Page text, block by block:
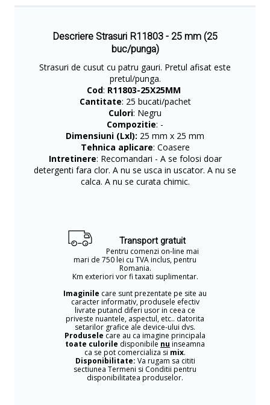
Descriere Strasuri R11803 - 25 mm (25
buc/punga)
Strasuri de cusut cu patru gauri. Pretul afisat este
pretul/punga.
Cod: R11803-25X25MM
Cantitate: 25 bucati/pachet
Culori: Negru
Compozitie: -
Dimensiuni (Lxl): 25 mm x 25 mm
Tehnica aplicare: Coasere
Intretinere: Recomandari - A se folosi doar
detergenti fara clor. A nu se usca in uscator. A nu se
calca. A nu se curata chimic.
Transport gratuit
Pentru comenzi on-line mai
mari de 750 lei cu TVA inclus, pentru
Romania.
Km exteriori vor fi taxati suplimentar.
Imaginile care sunt prezentate pe site au
caracter informativ, produsele efectiv
livrate putand diferi usor in ceea ce
priveste nuantele, aspectul, etc.. datorita
setarilor grafice ale device-ului dvs.
Produsele care au ca imagine principala
toate culorile disponibile nu inseamna
ca se pot comercializa si mix.
Disponibilitate: Va rugam sa cititi
sectiunea Termeni si Conditii pentru
disponibilitatea produselor.